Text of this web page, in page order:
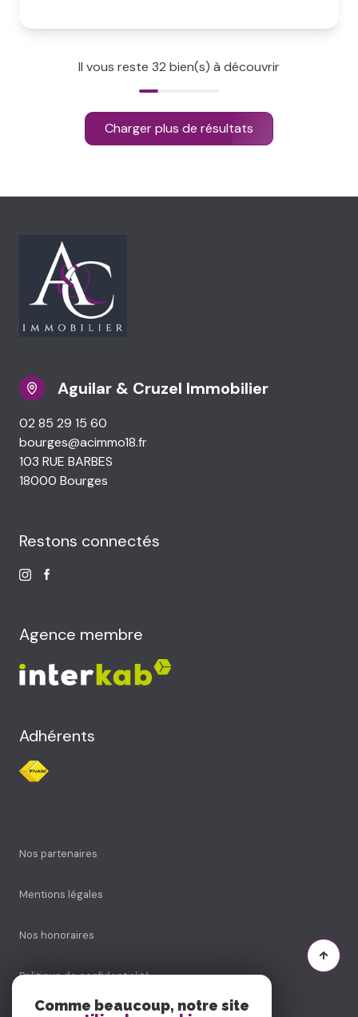
Il vous reste 32 bien(s) à découvrir
Charger plus de résultats
Aguilar & Cruzel Immobilier
02 85 29 15 60
bourges@acimmo18.fr
103 RUE BARBES
18000 Bourges
Restons connectés
Agence membre
Adhérents
Nos partenaires
Mentions légales
Nos honoraires
Politique de confidentialité
Comme beaucoup, notre site